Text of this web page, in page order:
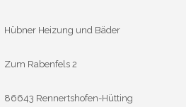
Hübner Heizung und Bäder
Zum Rabenfels 2
86643 Rennertshofen-Hütting